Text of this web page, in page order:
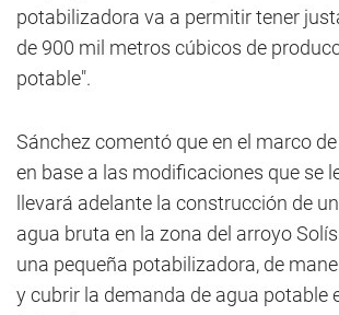
potabilizadora va a permitir tener
de 900 mil metros cúbicos de
potable".
Sánchez comentó que en el marco
en base a las modificaciones que se
llevará adelante la construcción de
agua bruta en la zona del arroyo
una pequeña potabilizadora, de
y cubrir la demanda de agua potable